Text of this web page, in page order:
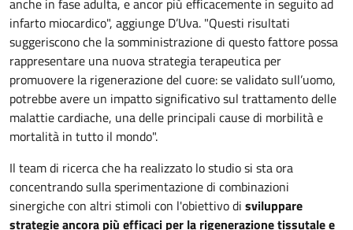
anche in fase adulta, e ancor più efficacemente in seguito ad
infarto miocardico", aggiunge D’Uva. "Questi risultati
suggeriscono che la somministrazione di questo fattore possa
rappresentare una nuova strategia terapeutica per
promuovere la rigenerazione del cuore: se validato sull’uomo,
potrebbe avere un impatto significativo sul trattamento delle
malattie cardiache, una delle principali cause di morbilità e
mortalità in tutto il mondo".
Il team di ricerca che ha realizzato lo studio si sta ora
concentrando sulla sperimentazione di combinazioni
sinergiche con altri stimoli con l'obiettivo di sviluppare
strategie ancora più efficaci per la rigenerazione tissutale e